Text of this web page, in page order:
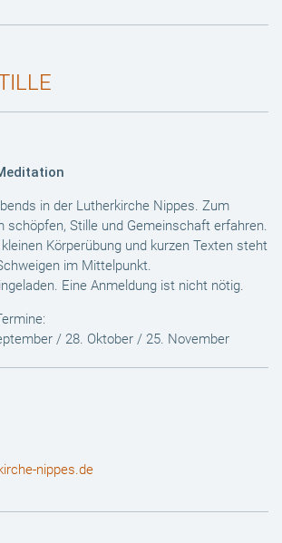
in der Lutherkirche Nippes. Zum
schöpfen, Stille und Gemeinschaft erfahren.
Körperübung und kurzen Texten steht
im Mittelpunkt.
Eine Anmeldung ist nicht nötig.
/ 28. Oktober / 25. November
nippes.de